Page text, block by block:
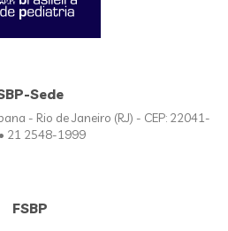
Sede
- Rio de Janeiro (RJ) - CEP: 22041-
21 2548-1999
FSBP